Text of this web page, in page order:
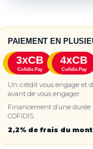
PAIEMENT EN
3xCB
Cofidis Pay
4xCB
Cofidis Pay
Un crédit vous engage et
avant de vous engager.
Financement d’une durée
COFIDIS.
2,2% de frais du